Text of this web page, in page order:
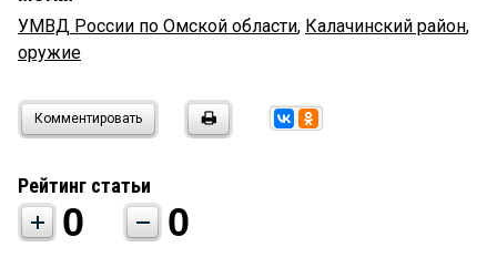
УМВД России по Омской области, Калачинский район,
оружие
Комментировать
Рейтинг статьи
0 0